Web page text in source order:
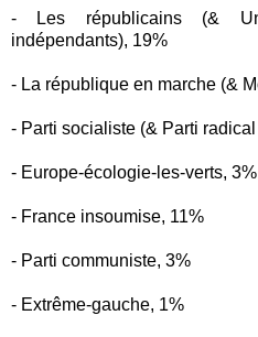
- Les républicains (&
indépendants), 19%
- La république en marche (&
- Parti socialiste (& Parti
- Europe-écologie-les-verts, 3%
- France insoumise, 11%
- Parti communiste, 3%
- Extrême-gauche, 1%